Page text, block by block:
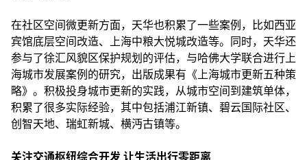
在社区空间微更新方面，天华也积累了一些案例，比如西亚
宾馆底层空间改造、上海中粮大悦城改造等。同时，天华还
参与了徐汇风貌区保护规划的评估，与哈佛大学联合进行上
海城市发展案例的研究，出版成果有《上海城市更新五种策
略》。积极投身城市更新的实践，从城市空间到建筑单体，
积累了很多实际经验，其中包括浦江新镇、碧云国际社区、
创智天地、瑞虹新城、横沔古镇等。
关注交通枢纽综合开发 让生活出行零距离